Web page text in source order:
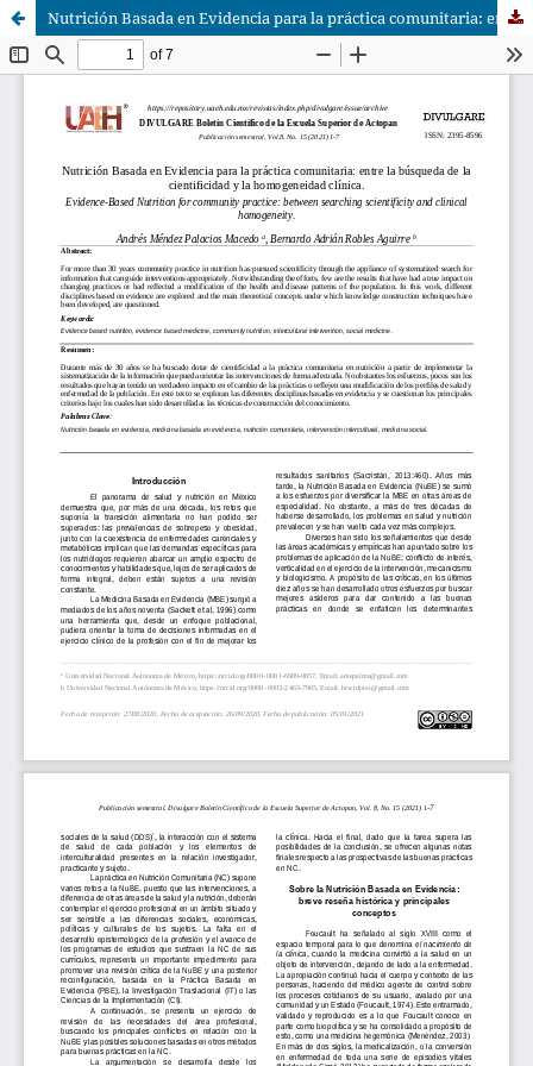
Nutrición Basada en Evidencia para la práctica comunitaria: entre la búsqueda de la cientificidad y la homogeneidad clínica.